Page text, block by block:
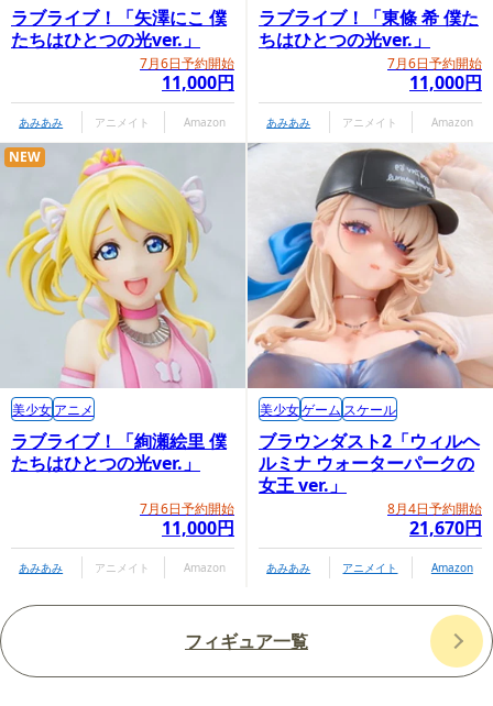
ラブライブ！「矢澤にこ 僕
たちはひとつの光ver.」
7月6日予約開始
11,000円
あみあみ アニメイト Amazon
ラブライブ！「東條 希 僕た
ちはひとつの光ver.」
7月6日予約開始
11,000円
あみあみ アニメイト Amazon
ラブライブ！「絢瀬絵里 僕
たちはひとつの光ver.」
7月6日予約開始
11,000円
NEW
美少女アニメ
あみあみ アニメイト Amazon
ブラウンダスト2「ウィルヘ
ルミナ ウォーターパークの
女王 ver.」
8月4日予約開始
21,670円
美少女ゲーム スケール
あみあみ アニメイト Amazon
フィギュア一覧